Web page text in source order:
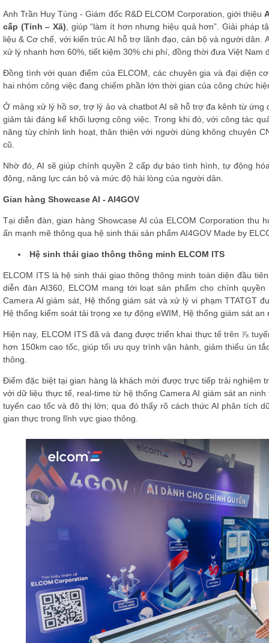
Anh Trần Huy Tùng - Giám đốc R&D ELCOM Corporation, giới thiệu
cấp (Tỉnh – Xã) , giúp “làm ít hơn nhưng hiệu quả hơn”. Giải
liệu & Cơ chế, với kiến trúc AI hỗ trợ lãnh đạo, cán bộ và người
xử lý nhanh hơn 60%, tiết kiệm 30% chi phí, đồng thời đưa Việt Nam
Đồng tình với quan điểm của ELCOM, các chuyên gia và đại diện
hai nhóm công việc đang chiếm phần lớn thời gian của công chức
Ở mảng xử lý hồ sơ, trợ lý ảo và chatbot AI sẽ hỗ trợ đa kênh từ ứng
giảm tải đáng kể khối lượng công việc. Trong khi đó, với công tác
năng tùy chỉnh linh hoạt, thân thiện với người dùng không chuyên
cũ.
Nhờ đó, AI sẽ giúp chính quyền 2 cấp dự báo tình hình, tự động
động, năng lực cán bộ và mức độ hài lòng của người dân.
Gian hàng Showcase AI - AI4GOV
Tại diễn đàn, gian hàng Showcase AI của ELCOM Corporation thu
ấn mạnh mẽ thông qua hệ sinh thái sản phẩm AI4GOV Made by
Hệ sinh thái giao thông thông minh ELCOM ITS
ELCOM ITS là hệ sinh thái giao thông thông minh toàn diện đầu
diễn đàn AI360, ELCOM mang tới loạt sản phẩm cho chính
Camera AI giám sát, Hệ thống giám sát và xử lý vi phạm TTATGT
Hệ thống kiểm soát tải trọng xe tự động eWIM, Hệ thống giám sát an
Hiện nay, ELCOM ITS đã và đang được triển khai thực tế trên ⅞
hơn 150km cao tốc, giúp tối ưu quy trình vận hành, giảm thiểu ùn
thông.
Điểm đặc biệt tại gian hàng là khách mời được trực tiếp trải nghiệm
với dữ liệu thực tế, real-time từ hệ thống Camera AI giám sát an
tuyến cao tốc và đô thị lớn; qua đó thấy rõ cách thức AI phân tích
gian thực trong lĩnh vực giao thông.